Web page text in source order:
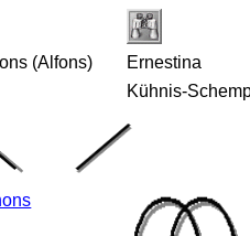
(Alfons)
Ernestina
Kühnis-